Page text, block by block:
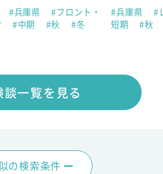
#兵庫県
#フロント・
#中期 #秋 #冬
#兵庫県
#
短期
#秋
談一覧を見る
の検索条件